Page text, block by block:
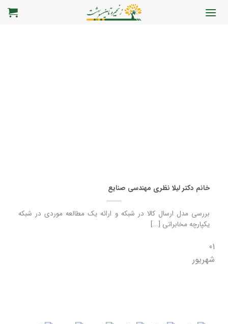
پرش
خانم دکتر لیلا نظری مهندسی صنایع
بررسی مدل ارسال کالا در شبکه و ارائه یک مطالعه موردی در شبکه
یکپارچه مخابراتی [...]
01
شهریور